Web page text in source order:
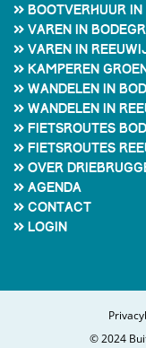
Bootverhuur in
Varen in
Varen in
Kamperen
Wandelen in
Wandelen in
Fietsroutes
Fietsroutes
Over
Agenda
Contact
Login
© 2024